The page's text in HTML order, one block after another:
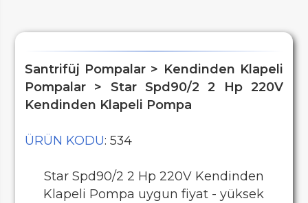
Santrifüj Pompalar > Kendinden Klapeli
Pompalar > Star Spd90/2 2 Hp 220V
Kendinden Klapeli Pompa
ÜRÜN KODU: 534
Star Spd90/2 2 Hp 220V Kendinden
Klapeli Pompa uygun fiyat - yüksek